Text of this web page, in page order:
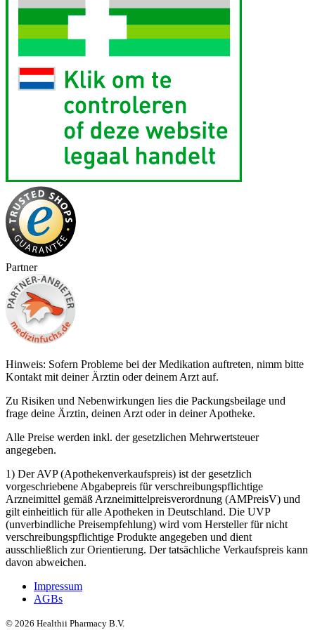
Partner
Hinweis: Sofern Probleme bei der Medikation auftreten, nimm bitte
Kontakt mit deiner Ärztin oder deinem Arzt auf.
Zu Risiken und Nebenwirkungen lies die Packungsbeilage und
frage deine Ärztin, deinen Arzt oder in deiner Apotheke.
Alle Preise werden inkl. der gesetzlichen Mehrwertsteuer
angegeben.
1) Der AVP (Apothekenverkaufspreis) ist der gesetzlich
vorgeschriebene Abgabepreis für verschreibungspflichtige
Arzneimittel gemäß Arzneimittelpreisverordnung (AMPreisV) und
gilt einheitlich für alle Apotheken in Deutschland. Die UVP
(unverbindliche Preisempfehlung) wird vom Hersteller für nicht
verschreibungspflichtige Produkte angegeben und dient
ausschließlich zur Orientierung. Der tatsächliche Verkaufspreis kann
davon abweichen.
Impressum
AGBs
© 2026 Healthii Pharmacy B.V.